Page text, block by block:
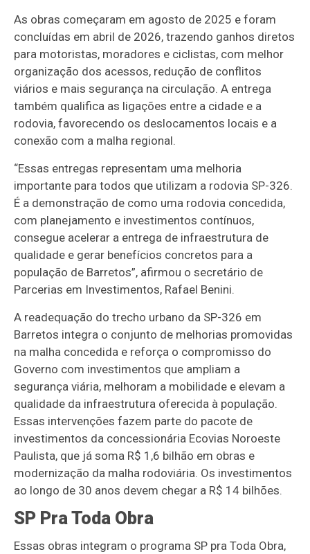
As obras começaram em agosto de 2025 e foram
concluídas em abril de 2026, trazendo ganhos diretos
para motoristas, moradores e ciclistas, com melhor
organização dos acessos, redução de conflitos
viários e mais segurança na circulação. A entrega
também qualifica as ligações entre a cidade e a
rodovia, favorecendo os deslocamentos locais e a
conexão com a malha regional.
“Essas entregas representam uma melhoria
importante para todos que utilizam a rodovia SP-326.
É a demonstração de como uma rodovia concedida,
com planejamento e investimentos contínuos,
consegue acelerar a entrega de infraestrutura de
qualidade e gerar benefícios concretos para a
população de Barretos”, afirmou o secretário de
Parcerias em Investimentos, Rafael Benini.
A readequação do trecho urbano da SP-326 em
Barretos integra o conjunto de melhorias promovidas
na malha concedida e reforça o compromisso do
Governo com investimentos que ampliam a
segurança viária, melhoram a mobilidade e elevam a
qualidade da infraestrutura oferecida à população.
Essas intervenções fazem parte do pacote de
investimentos da concessionária Ecovias Noroeste
Paulista, que já soma R$ 1,6 bilhão em obras e
modernização da malha rodoviária. Os investimentos
ao longo de 30 anos devem chegar a R$ 14 bilhões.
SP Pra Toda Obra
Essas obras integram o programa SP pra Toda Obra,